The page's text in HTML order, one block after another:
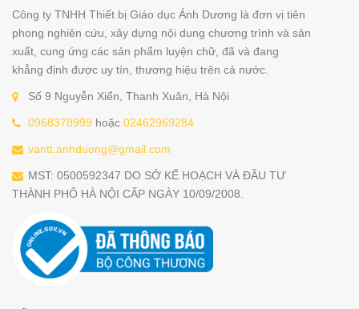
Công ty TNHH Thiết bị Giáo dục Ánh Dương là đơn vị tiên
phong nghiên cứu, xây dựng nội dung chương trình và sản
xuất, cung ứng các sản phẩm luyện chữ, đã và đang
khẳng định được uy tín, thương hiệu trên cả nước.
Số 9 Nguyễn Xiển, Thanh Xuân, Hà Nội
0968378999 hoặc 02462969284
vantt.anhduong@gmail.com
MST: 0500592347 DO SỞ KẾ HOẠCH VÀ ĐẦU TƯ
THÀNH PHỐ HÀ NỘI CẤP NGÀY 10/09/2008.